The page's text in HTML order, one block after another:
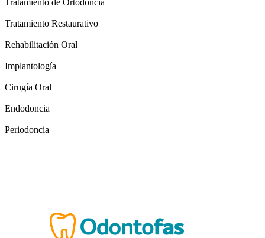
Tratamiento de Ortodoncia
Tratamiento Restaurativo
Rehabilitación Oral
Implantología
Cirugía Oral
Endodoncia
Periodoncia